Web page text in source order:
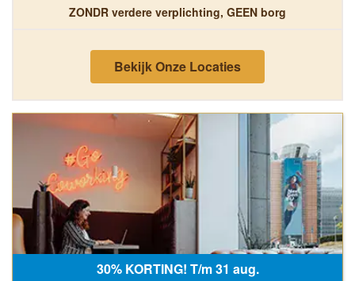
ZONDR verdere verplichting, GEEN borg
Bekijk Onze Locaties
30% KORTING! T/m 31 aug.